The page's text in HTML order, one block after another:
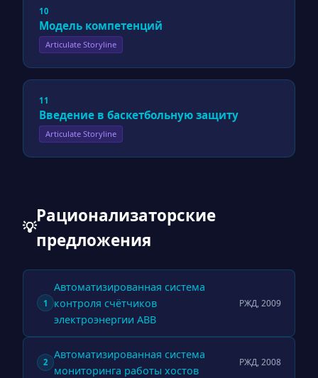
10
Модель компетенций
Articulate Storyline
11
Введение в баскетбольную защиту
Articulate Storyline
💡
Рационализаторские
предложения
1
Автоматизированная система
контроля счётчиков
электроэнергии ABB
РЖД, 2009
2
Автоматизированная система
мониторинга работы хостов
РЖД, 2008